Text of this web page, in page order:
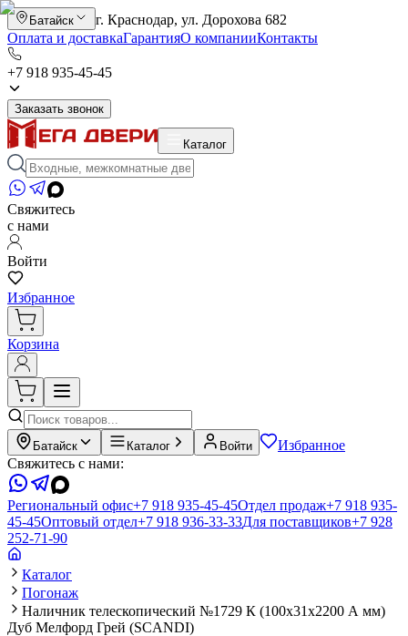
Батайск
г. Краснодар, ул. Дорохова 682
Оплата и доставкаГарантияО компанииКонтакты
+7 918 935-45-45
Заказать звонок
Каталог
Свяжитесь
с нами
Войти
Избранное
Корзина
Батайск Каталог Войти
Избранное
Свяжитесь с нами:
Региональный офис+7 918 935-45-45Отдел продаж+7 918 935-
45-45Оптовый отдел+7 918 936-33-33Для поставщиков+7 928
252-71-90
Каталог
Погонаж
Наличник телескопический №1729 К (100х31х2200 А мм)
Дуб Мелфорд Грей (SCANDI)